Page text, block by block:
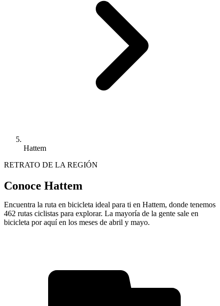
Hattem
RETRATO DE LA REGIÓN
Conoce Hattem
Encuentra la ruta en bicicleta ideal para ti en Hattem, donde tenemos
462 rutas ciclistas para explorar. La mayoría de la gente sale en
bicicleta por aquí en los meses de abril y mayo.